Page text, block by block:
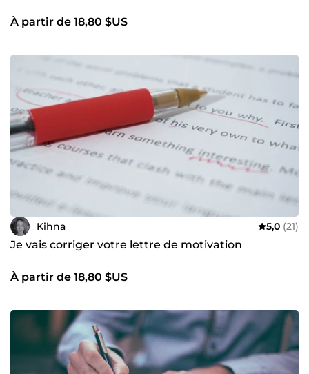
À partir de 18,80 $US
Kihna 5,0 (21)
Je vais corriger votre lettre de motivation
À partir de 18,80 $US